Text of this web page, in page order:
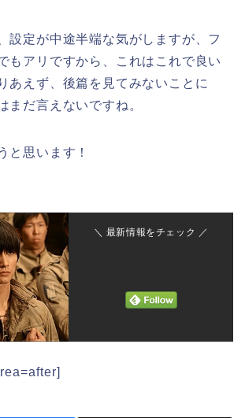
設定が中途半端な気がしますが、フ
もアリですから、これはこれで良い
あえず、後篇を見てみないことに
まだ言えないですね。
と思います！
＼ 最新情報をチェック ／